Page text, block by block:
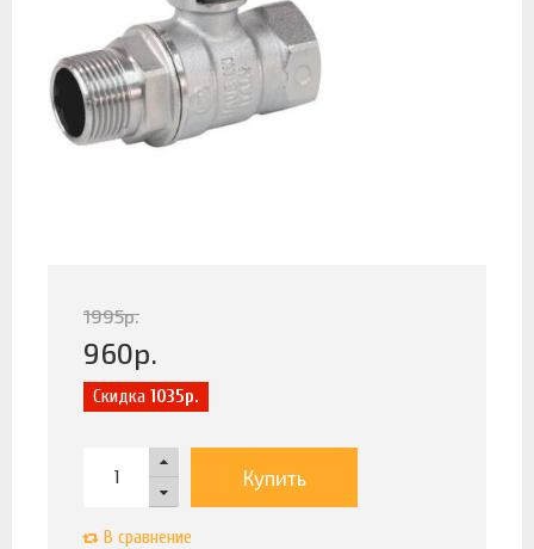
1995р.
960р.
Скидка 1035р.
Купить
В сравнение